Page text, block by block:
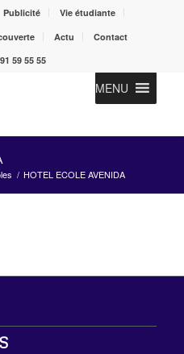
Publicité
Vie étudiante
Actu
Contact
59 55 55
MENU
/ HOTEL ECOLE AVENIDA